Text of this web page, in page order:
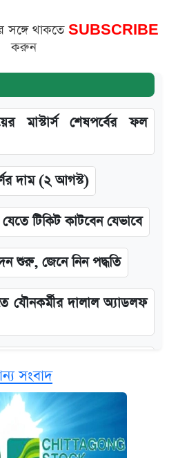
সঙ্গে থাকতে SUBSCRIBE
করুন
মাস্টার্স শেষপর্বের ফল
দাম (২ আগস্ট)
টিকিট কাটবেন যেভাবে
শুরু, জেনে নিন পদ্ধতি
যৌনকর্মীর দালাল অ্যাডলফ
আবেদন, জানাল কর্তৃপক্ষ
সংবাদ